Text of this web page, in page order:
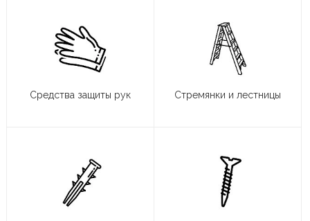
Средства защиты рук Стремянки и лестницы